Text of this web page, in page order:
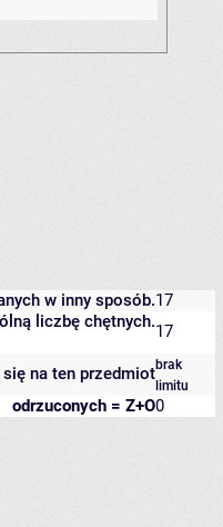
w inny sposób.17
liczbę chętnych.17
na ten przedmiotbrak
limitu
odrzuconych = Z+O0